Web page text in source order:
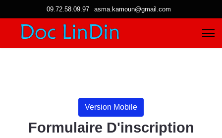
09.72.58.09.97 asma.kamoun@gmail.com
Version Mobile
Formulaire D'inscription